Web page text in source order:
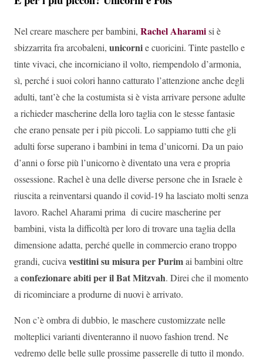
Nel creare maschere per bambini, Rachel Aharamisi è
sbizzarrita fra arcobaleni, unicornie cuoricini. Tinte pastello e
tinte vivaci, che incorniciano il volto, riempendolo d’armonia,
sì, perché i suoi colori hanno catturato l’attenzione anche degli
adulti, tant’è che la costumista si è vista arrivare persone adulte
a richieder mascherine della loro taglia con le stesse fantasie
che erano pensate per i più piccoli. Lo sappiamo tutti che gli
adulti forse superano i bambini in tema d’unicorni. Da un paio
d’anni o forse più l’unicorno è diventato una vera e propria
ossessione. Rachel è una delle diverse persone che in Israele è
riuscita a reinventarsi quando il covid-19 ha lasciato molti senza
lavoro. Rachel Aharami prima di cucire mascherine per
bambini, vista la difficoltà per loro di trovare una taglia della
dimensione adatta, perché quelle in commercio erano troppo
grandi, cucivavestitini su misura per Purimai bambini oltre
aconfezionare abiti per il Bat Mitzvah. Direi che il momento
di ricominciare a produrne di nuovi è arrivato.
Non c’è ombra di dubbio, le maschere customizzate nelle
molteplici varianti diventeranno il nuovo fashion trend. Ne
vedremo delle belle sulle prossime passerelle di tutto il mondo.